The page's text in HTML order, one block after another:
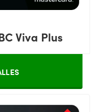
Viva Plus